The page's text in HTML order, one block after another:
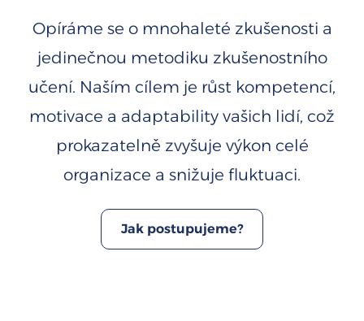
Opíráme se o mnohaleté zkušenosti a
jedinečnou metodiku zkušenostního
učení. Naším cílem je růst kompetencí,
motivace a adaptability vašich lidí, což
prokazatelně zvyšuje výkon celé
organizace a snižuje fluktuaci.
Jak postupujeme?